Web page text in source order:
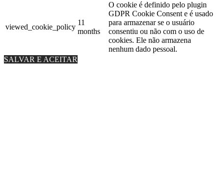
viewed_cookie_policy
11
months
O cookie é definido pelo plugin
GDPR Cookie Consent e é usado
para armazenar se o usuário
consentiu ou não com o uso de
cookies. Ele não armazena
nenhum dado pessoal.
SALVAR E ACEITAR